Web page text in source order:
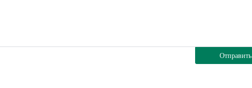
Отправить